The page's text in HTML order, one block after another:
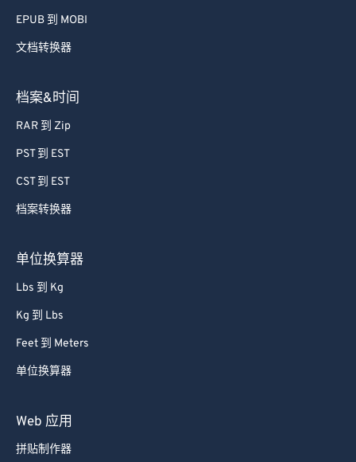
EPUB 到 MOBI
文档转换器
档案&时间
RAR 到 Zip
PST 到 EST
CST 到 EST
档案转换器
单位换算器
Lbs 到 Kg
Kg 到 Lbs
Feet 到 Meters
单位换算器
Web 应用
拼贴制作器